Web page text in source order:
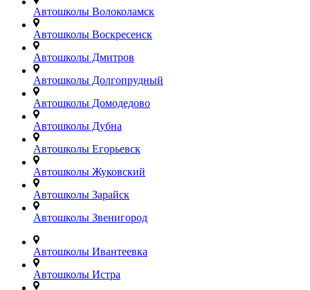
Автошколы Волоколамск
Автошколы Воскресенск
Автошколы Дмитров
Автошколы Долгопрудный
Автошколы Домодедово
Автошколы Дубна
Автошколы Егорьевск
Автошколы Жуковский
Автошколы Зарайск
Автошколы Звенигород
Автошколы Ивантеевка
Автошколы Истра